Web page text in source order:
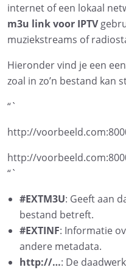
internet of een lokaal
m3u link voor IPTV
muziekstreams of
Hieronder vind je een
zoal in zo’n bestand kan
“`
http://
http://
“`
#EXTM3U: Geeft aan
bestand betreft.
#EXTINF: Informatie
andere metadata.
http://…: De